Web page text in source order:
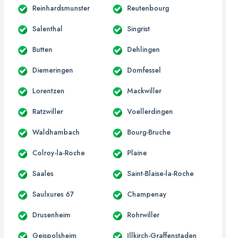
Reinhardsmunster Reutenbourg
Salenthal Singrist
Butten Dehlingen
Diemeringen Domfessel
Lorentzen Mackwiller
Ratzwiller Voellerdingen
Waldhambach Bourg-Bruche
Colroy-la-Roche Plaine
Saales Saint-Blaise-la-Roche
Saulxures 67 Champenay
Drusenheim Rohrwiller
Geispolsheim Illkirch-Graffenstaden